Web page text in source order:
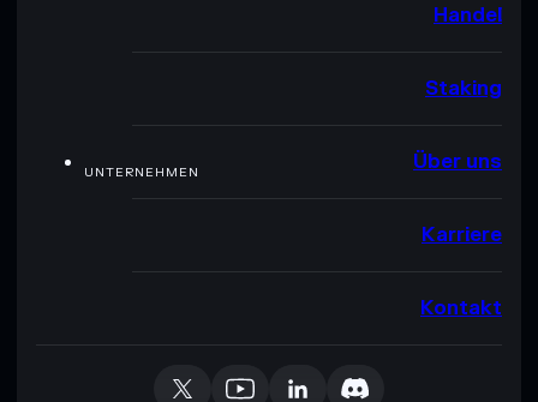
Handel
Staking
UNTERNEHMEN Über uns
Karriere
Kontakt